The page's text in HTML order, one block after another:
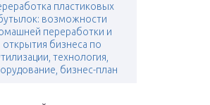
пластиковых
возможности
переработки и
открытия бизнеса по
технология,
бизнес-план